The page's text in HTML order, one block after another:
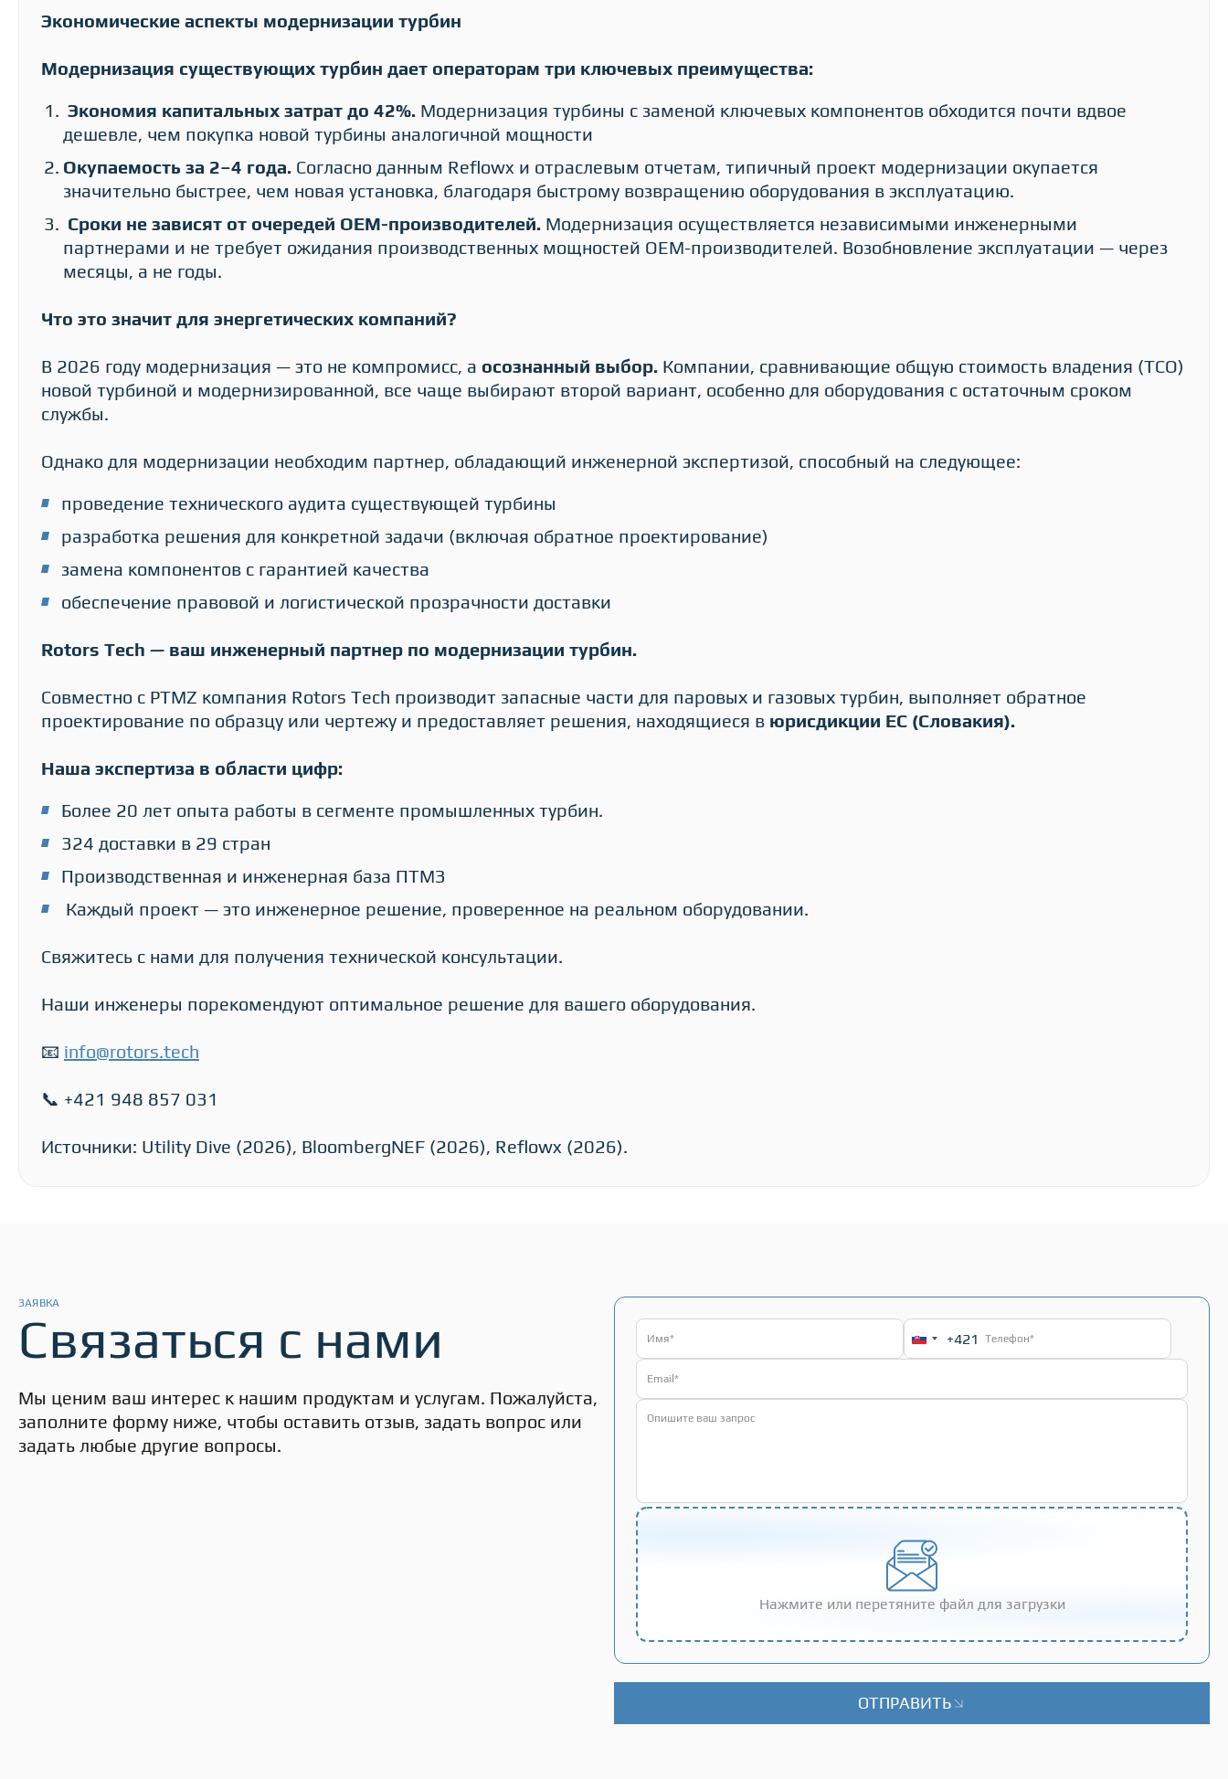
Экономические аспекты модернизации турбин
Модернизация существующих турбин дает операторам три ключевых преимущества:
Экономия капитальных затрат до 42%. Модернизация турбины с заменой ключевых компонентов обходится почти вдвое
дешевле, чем покупка новой турбины аналогичной мощности
Окупаемость за 2–4 года. Согласно данным Reflowx и отраслевым отчетам, типичный проект модернизации окупается
значительно быстрее, чем новая установка, благодаря быстрому возвращению оборудования в эксплуатацию.
Сроки не зависят от очередей OEM-производителей. Модернизация осуществляется независимыми инженерными
партнерами и не требует ожидания производственных мощностей OEM-производителей. Возобновление эксплуатации — через
месяцы, а не годы.
Что это значит для энергетических компаний?
В 2026 году модернизация — это не компромисс, а осознанный выбор. Компании, сравнивающие общую стоимость владения (TCO)
новой турбиной и модернизированной, все чаще выбирают второй вариант, особенно для оборудования с остаточным сроком
службы.
Однако для модернизации необходим партнер, обладающий инженерной экспертизой, способный на следующее:
проведение технического аудита существующей турбины
разработка решения для конкретной задачи (включая обратное проектирование)
замена компонентов с гарантией качества
обеспечение правовой и логистической прозрачности доставки
Rotors Tech — ваш инженерный партнер по модернизации турбин.
Совместно с PTMZ компания Rotors Tech производит запасные части для паровых и газовых турбин, выполняет обратное
проектирование по образцу или чертежу и предоставляет решения, находящиеся в юрисдикции ЕС (Словакия).
Наша экспертиза в области цифр:
Более 20 лет опыта работы в сегменте промышленных турбин.
324 доставки в 29 стран
Производственная и инженерная база ПТМЗ
Каждый проект — это инженерное решение, проверенное на реальном оборудовании.
Свяжитесь с нами для получения технической консультации.
Наши инженеры порекомендуют оптимальное решение для вашего оборудования.
📧 info@rotors.tech
📞 +421 948 857 031
Источники: Utility Dive (2026), BloombergNEF (2026), Reflowx (2026).
ЗАЯВКА
Связаться с нами
Мы ценим ваш интерес к нашим продуктам и услугам. Пожалуйста,
заполните форму ниже, чтобы оставить отзыв, задать вопрос или
задать любые другие вопросы.
Slovakia
+421
+421
Нажмите или перетяните файл для загрузки
ОТПРАВИТЬ